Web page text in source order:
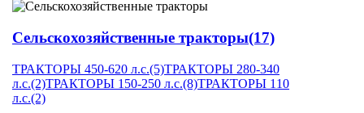
Сельскохозяйственные тракторы(17)
ТРАКТОРЫ 450-620 л.с.(5)ТРАКТОРЫ 280-340
л.с.(2)ТРАКТОРЫ 150-250 л.с.(8)ТРАКТОРЫ 110
л.с.(2)